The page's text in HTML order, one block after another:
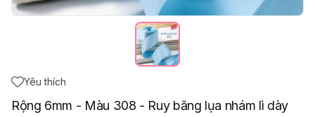
Yêu thích
Rộng 6mm - Màu 308 - Ruy băng lụa nhám lì dày